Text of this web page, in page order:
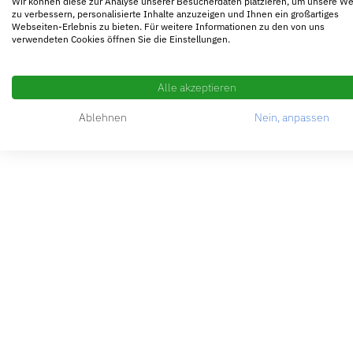
zu verbessern, personalisierte Inhalte anzuzeigen und Ihnen ein großartiges
Webseiten-Erlebnis zu bieten. Für weitere Informationen zu den von uns
verwendeten Cookies öffnen Sie die Einstellungen.
Alle akzeptieren
Ablehnen Nein, anpassen